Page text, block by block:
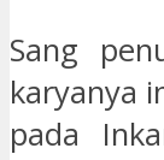
Sang
karyanya
pada